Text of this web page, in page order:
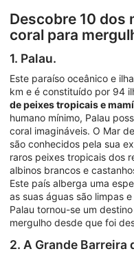
Descobre 10 dos
coral para
1. Palau.
Este paraíso oceânico e
km e é constituído por 94
de peixes tropicais e
humano mínimo, Palau
coral imagináveis. O Mar
são conhecidos pela sua
raros peixes tropicais dos
albinos brancos e
Este país alberga uma
as suas águas são limpas
Palau tornou-se um
mergulho desde que foi
2. A Grande Barreira